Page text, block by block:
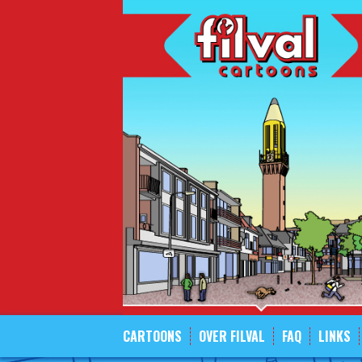
CARTOONS OVER FILVAL FAQ LINKS